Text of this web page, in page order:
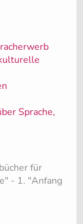
Sprache,
für
- 1. "Anfang